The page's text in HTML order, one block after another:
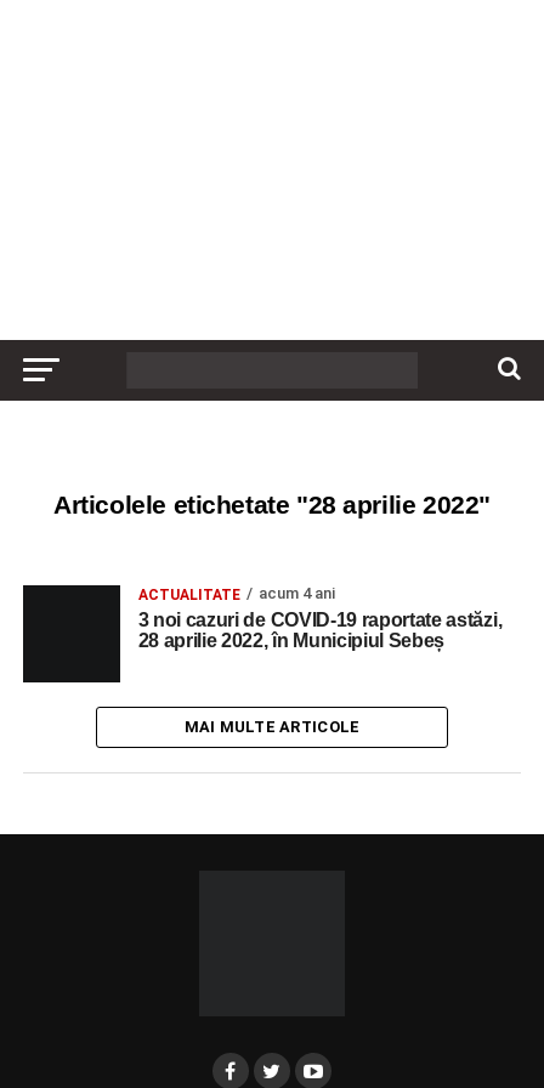
Articolele etichetate "28 aprilie 2022"
ACTUALITATE acum 4 ani
3 noi cazuri de COVID-19 raportate astăzi,
28 aprilie 2022, în Municipiul Sebeș
MAI MULTE ARTICOLE